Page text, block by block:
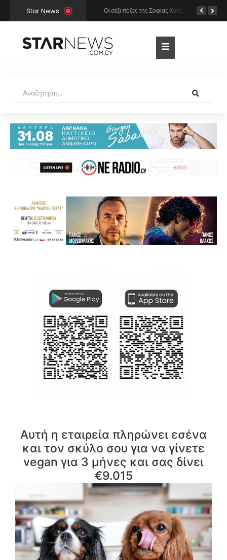
Star News
Αυτή η εταιρεία πληρώνει εσένα
και τον σκύλο σου για να γίνετε
vegan για 3 μήνες και σας δίνει
€9.015